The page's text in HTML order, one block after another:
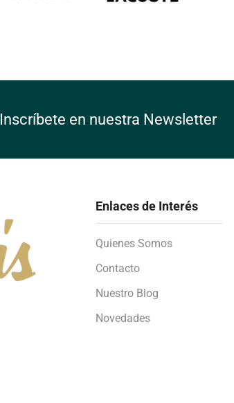
Inscríbete en nuestra Newsletter
Enlaces de Interés
Quienes Somos
Contacto
Nuestro Blog
Novedades